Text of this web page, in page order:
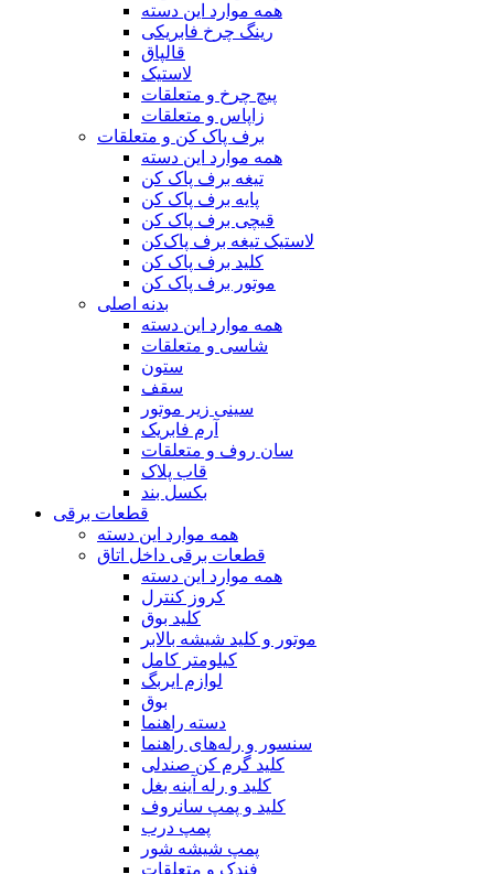
همه موارد این دسته
رینگ چرخ فابریکی
قالپاق
لاستیک
پیچ چرخ و متعلقات
زاپاس و متعلقات
برف پاک کن و متعلقات
همه موارد این دسته
تیغه برف پاک کن
پایه برف پاک کن
قیچی برف پاک کن
لاستیک تیغه برف پاک‌کن
کلید برف پاک کن
موتور برف پاک کن
بدنه اصلی
همه موارد این دسته
شاسی و متعلقات
ستون
سقف
سینی زیر موتور
آرم فابریک
سان روف و متعلقات
قاب پلاک
بکسل بند
قطعات برقی
همه موارد این دسته
قطعات برقی داخل اتاق
همه موارد این دسته
کروز کنترل
کلید بوق
موتور و کلید شیشه بالابر
کیلومتر کامل
لوازم ایربگ
بوق
دسته راهنما
سنسور و رله‌های راهنما
کلید گرم کن صندلی
کلید و رله آینه بغل
کلید و پمپ سانروف
پمپ درب
پمپ شیشه شور
فندک و متعلقات